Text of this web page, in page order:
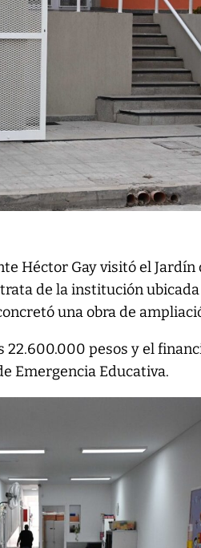
Héctor Gay visitó el Jardín
de la institución
una obra de
22.600.000 pesos y el
Emergencia Educativa.